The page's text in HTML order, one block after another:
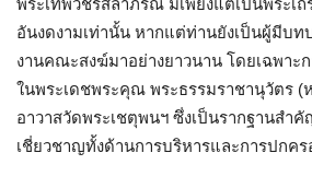
พระเทพวัชรสีลาภรณ์ มิเพียงแต่เป็นพระเ
อันงดงามเท่านั้น หากแต่ท่านยังเป็นผู้มีบ
งานคณะสงฆ์มาอย่างยาวนาน โดยเฉพาะ
ในพระเดชพระคุณ พระธรรมราชานุวัตร (
อาวาสวัดพระเชตุพนฯ ซึ่งเป็นรากฐานสำ
เชี่ยวชาญทั้งด้านการบริหารและการปกคร